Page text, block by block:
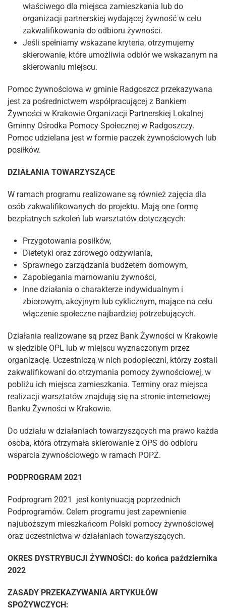
właściwego dla miejsca zamieszkania lub do
organizacji partnerskiej wydającej żywność w celu
zakwalifikowania do odbioru żywności.
Jeśli spełniamy wskazane kryteria, otrzymujemy
skierowanie, które umożliwia odbiór we wskazanym na
skierowaniu miejscu.
Pomoc żywnościowa w gminie Radgoszcz przekazywana
jest za pośrednictwem współpracującej z Bankiem
Żywności w Krakowie Organizacji Partnerskiej Lokalnej
Gminny Ośrodka Pomocy Społecznej w Radgoszczy.
Pomoc udzielana jest w formie paczek żywnościowych lub
posiłków.
DZIAŁANIA TOWARZYSZĄCE
W ramach programu realizowane są również zajęcia dla
osób zakwalifikowanych do projektu. Mają one formę
bezpłatnych szkoleń lub warsztatów dotyczących:
Przygotowania posiłków,
Dietetyki oraz zdrowego odżywiania,
Sprawnego zarządzania budżetem domowym,
Zapobiegania marnowaniu żywności,
Inne działania o charakterze indywidualnym i
zbiorowym, akcyjnym lub cyklicznym, mające na celu
włączenie społeczne najbardziej potrzebujących.
Działania realizowane są przez Bank Żywności w Krakowie
w siedzibie OPL lub w miejscu wyznaczonym przez
organizację. Uczestniczą w nich podopieczni, którzy zostali
zakwalifikowani do otrzymania pomocy żywnościowej, w
pobliżu ich miejsca zamieszkania. Terminy oraz miejsca
realizacji warsztatów znajdują się na stronie internetowej
Banku Żywności w Krakowie.
Do udziału w działaniach towarzyszących ma prawo każda
osoba, która otrzymała skierowanie z OPS do odbioru
wsparcia żywnościowego w ramach POPŻ.
PODPROGRAM 2021
Podprogram 2021 jest kontynuacją poprzednich
Podprogramów. Celem programu jest zapewnienie
najuboższym mieszkańcom Polski pomocy żywnościowej
oraz uczestnictwa w działaniach towarzyszących.
OKRES DYSTRYBUCJI ŻYWNOŚCI: do końca października
2022
ZASADY PRZEKAZYWANIA ARTYKUŁÓW
SPOŻYWCZYCH: